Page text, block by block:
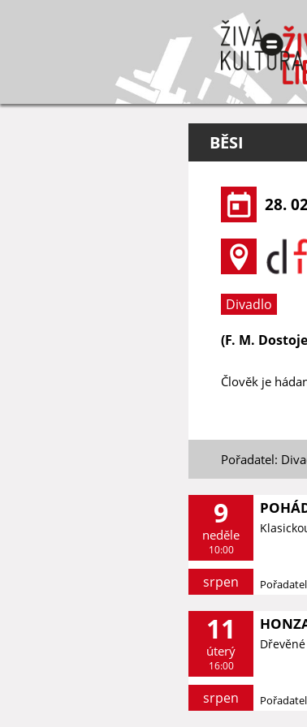
BĚSI
28.
Divadlo
(F. M.
Člověk je
Pořadatel:
9
neděle
10:00
srpen
11
úterý
16:00
srpen